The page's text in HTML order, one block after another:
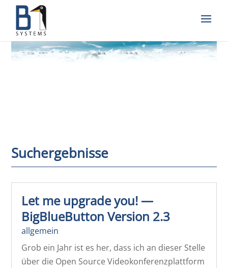
Suchergebnisse
Let me upgrade you! —
BigBlueButton Version 2.3
allgemein
Grob ein Jahr ist es her, dass ich an dieser Stelle
über die Open Source Videokonferenzplattform